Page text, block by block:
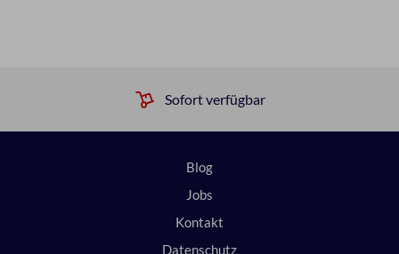
Sofort verfügbar
Blog
Jobs
Kontakt
Datenschutz